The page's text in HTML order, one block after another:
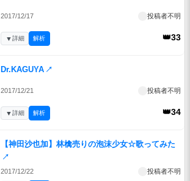
2017/12/17 投稿者不明
👑33
▼詳細 解析
Dr.KAGUYA ↗
2017/12/21 投稿者不明
👑34
▼詳細 解析
【神田沙也加】林檎売りの泡沫少女☆歌ってみた
↗
2017/12/22 投稿者不明